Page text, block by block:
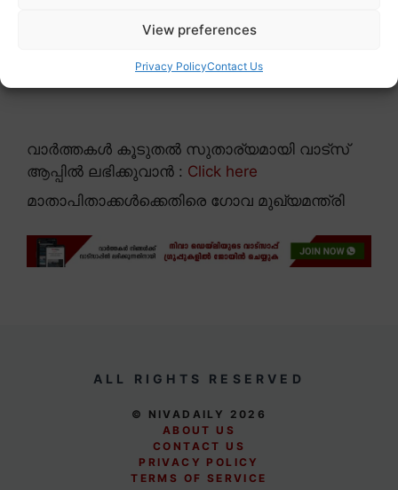
View preferences
Privacy PolicyContact Us
വാർത്തകൾ കൂടുതൽ സുതാര്യമായി വാട്സ്
ആപ്പിൽ ലഭിക്കുവാൻ : Click here
മാതാപിതാക്കൾക്കെതിരെ ഗോവ മുഖ്യമന്ത്രി
ALL RIGHTS RESERVED
© NIVADAILY 2026
ABOUT US
CONTACT US
PRIVACY POLICY
TERMS OF SERVICE